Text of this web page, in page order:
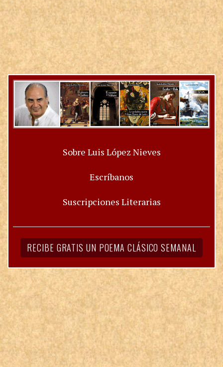
Sobre Luis López Nieves
Escríbanos
Suscripciones Literarias
RECIBE GRATIS UN POEMA CLÁSICO SEMANAL